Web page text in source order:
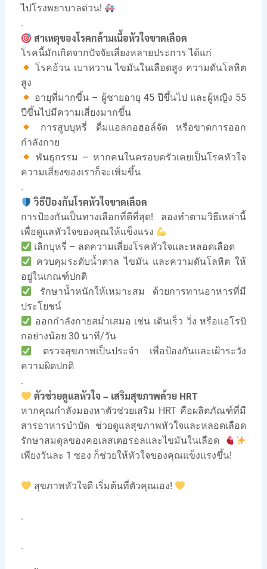
ไปโรงพยาบาลด่วน!
.
สาเหตุของโรคกล้ามเนื้อหัวใจขาดเลือด
โรคนี้มักเกิดจากปัจจัยเสี่ยงหลายประการ ได้แก่
โรคอ้วน เบาหวาน ไขมันในเลือดสูง ความดันโลหิต
สูง
อายุที่มากขึ้น – ผู้ชายอายุ 45 ปีขึ้นไป และผู้หญิง 55
ปีขึ้นไปมีความเสี่ยงมากขึ้น
การสูบบุหรี่ ดื่มแอลกอฮอล์จัด หรือขาดการออก
กำลังกาย
พันธุกรรม – หากคนในครอบครัวเคยเป็นโรคหัวใจ
ความเสี่ยงของเราก็จะเพิ่มขึ้น
.
วิธีป้องกันโรคหัวใจขาดเลือด
การป้องกันเป็นทางเลือกที่ดีที่สุด! ลองทำตามวิธีเหล่านี้
เพื่อดูแลหัวใจของคุณให้แข็งแรง
เลิกบุหรี่ – ลดความเสี่ยงโรคหัวใจและหลอดเลือด
ควบคุมระดับน้ำตาล ไขมัน และความดันโลหิต ให้
อยู่ในเกณฑ์ปกติ
รักษาน้ำหนักให้เหมาะสม ด้วยการทานอาหารที่มี
ประโยชน์
ออกกำลังกายสม่ำเสมอ เช่น เดินเร็ว วิ่ง หรือแอโรบิ
กอย่างน้อย 30 นาที/วัน
ตรวจสุขภาพเป็นประจำ เพื่อป้องกันและเฝ้าระวัง
ความผิดปกติ
.
ตัวช่วยดูแลหัวใจ – เสริมสุขภาพด้วย HRT
หากคุณกำลังมองหาตัวช่วยเสริม HRT คือผลิตภัณฑ์ที่มี
สารอาหารบำบัด ช่วยดูแลสุขภาพหัวใจและหลอดเลือด
รักษาสมดุลของคอเลสเตอรอลและไขมันในเลือด
เพียงวันละ 1 ซอง ก็ช่วยให้หัวใจของคุณแข็งแรงขึ้น!
สุขภาพหัวใจดี เริ่มต้นที่ตัวคุณเอง!
.
.